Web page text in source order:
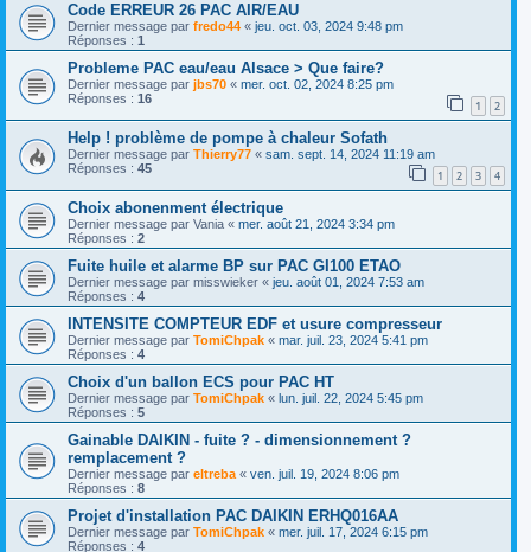
Code ERREUR 26 PAC AIR/EAU
Dernier message par fredo44 « jeu. oct. 03, 2024 9:48 pm
Réponses : 1
Probleme PAC eau/eau Alsace > Que faire?
Dernier message par jbs70 « mer. oct. 02, 2024 8:25 pm
Réponses : 16 1 2
Help ! problème de pompe à chaleur Sofath
Dernier message par Thierry77 « sam. sept. 14, 2024 11:19 am
Réponses : 45 1 2 3 4
Choix abonenment électrique
Dernier message par Vania « mer. août 21, 2024 3:34 pm
Réponses : 2
Fuite huile et alarme BP sur PAC GI100 ETAO
Dernier message par misswieker « jeu. août 01, 2024 7:53 am
Réponses : 4
INTENSITE COMPTEUR EDF et usure compresseur
Dernier message par TomiChpak « mar. juil. 23, 2024 5:41 pm
Réponses : 4
Choix d'un ballon ECS pour PAC HT
Dernier message par TomiChpak « lun. juil. 22, 2024 5:45 pm
Réponses : 5
Gainable DAIKIN - fuite ? - dimensionnement ?
remplacement ?
Dernier message par eltreba « ven. juil. 19, 2024 8:06 pm
Réponses : 8
Projet d'installation PAC DAIKIN ERHQ016AA
Dernier message par TomiChpak « mer. juil. 17, 2024 6:15 pm
Réponses : 4